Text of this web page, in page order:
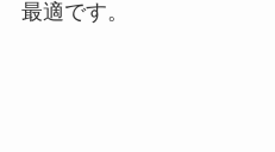
最適です。